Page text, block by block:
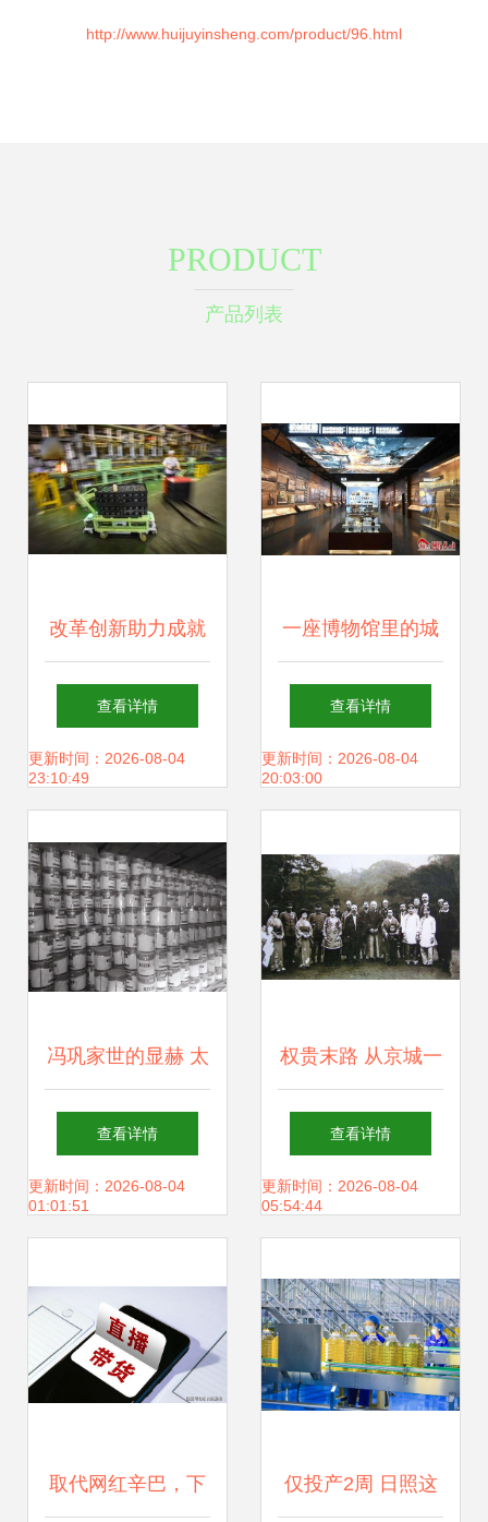
http://www.huijuyinsheng.com/product/96.html
PRODUCT
产品列表
改革创新助力成就
珠江奇迹兴办实业
查看详情
更新时间：2026-08-04
23:10:49
一座博物馆里的城
市百年工业史——
初探建设正酣的天
查看详情
更新时间：2026-08-04
20:03:00
冯巩家世的显赫 太
爷爷曾任民国大总
统，爷爷名气不大
查看详情
更新时间：2026-08-04
01:01:51
权贵末路 从京城一
霸到街头赢家一夕
幻灭，晚年孤独反
查看详情
更新时间：2026-08-04
05:54:44
取代网红辛巴，下 仅投产2周 日照这